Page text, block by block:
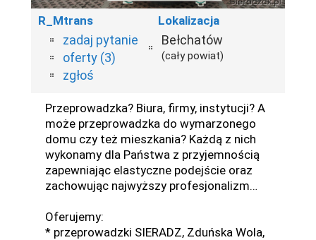
R_Mtrans
zadaj pytanie
oferty (3)
zgłoś
Lokalizacja
Bełchatów
(cały powiat)
Przeprowadzka? Biura, firmy, instytucji? A
może przeprowadzka do wymarzonego
domu czy też mieszkania? Każdą z nich
wykonamy dla Państwa z przyjemnością
zapewniając elastyczne podejście oraz
zachowując najwyższy profesjonalizm…
Oferujemy:
* przeprowadzki SIERADZ, Zduńska Wola,